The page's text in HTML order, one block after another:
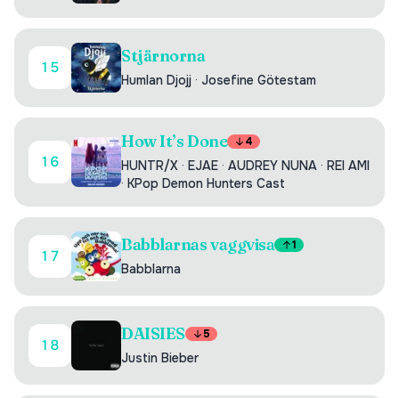
15
Stjärnorna
Humlan Djojj · Josefine Götestam
16
How It’s Done 4
HUNTR/X · EJAE · AUDREY NUNA · REI AMI
· KPop Demon Hunters Cast
17
Babblarnas vaggvisa 1
Babblarna
18
DAISIES 5
Justin Bieber